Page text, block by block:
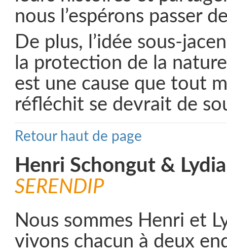
nous l’espérons passer
De plus, l’idée sous-
la protection de la
est une cause que tout
réfléchit se devrait de
Retour haut de page
Henri Schongut &
SERENDIP
Nous sommes Henri et
vivons chacun à deux